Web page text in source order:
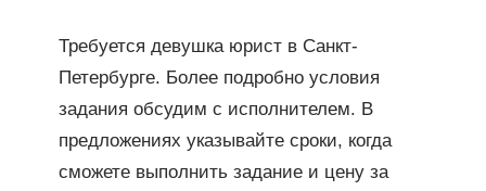
Требуется девушка юрист в Санкт-
Петербурге. Более подробно условия
задания обсудим с исполнителем. В
предложениях указывайте сроки, когда
сможете выполнить задание и цену за